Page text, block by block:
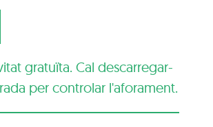
gratuïta. Cal descarregar-
per controlar l'aforament.